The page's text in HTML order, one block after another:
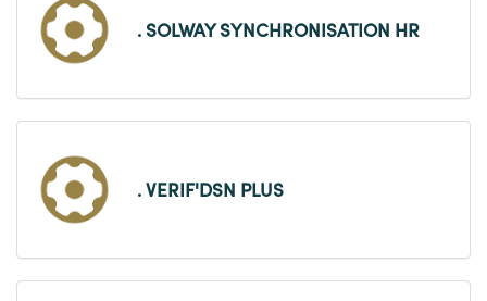
. SOLWAY SYNCHRONISATION HR
. VERIF'DSN PLUS